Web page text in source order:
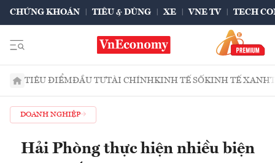
CHỨNG KHOÁN TIÊU & DÙNG XE VNE TV TECH
TIÊU ĐIỂMĐẦU TƯTÀI CHÍNHKINH TẾ SỐKINH TẾ XANH
DOANH NGHIỆP
Hải Phòng thực hiện nhiều biện